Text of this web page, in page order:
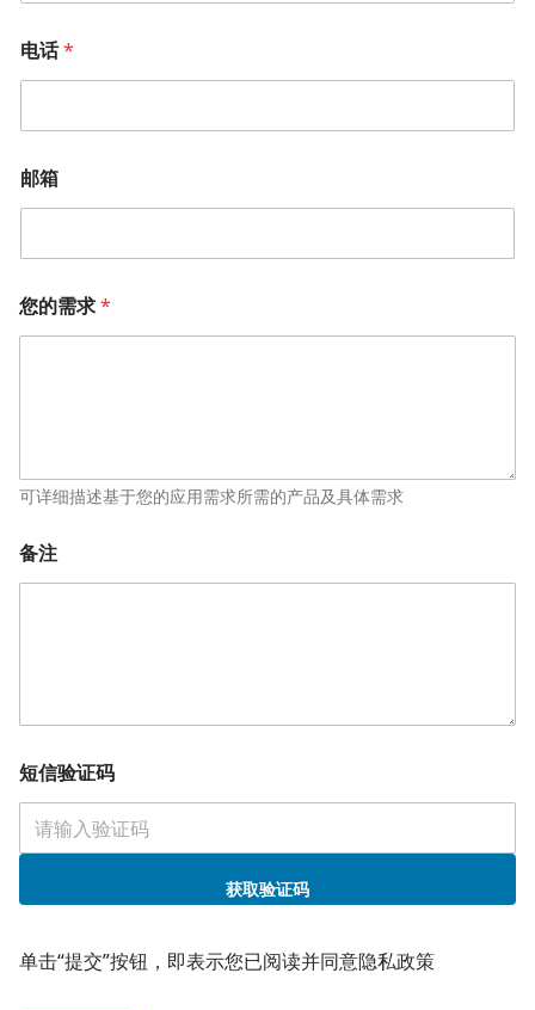
电话*
邮箱
您的需求*
可详细描述基于您的应用需求所需的产品及具体需求
备注
信
验
证
*
短信验证码
获取验证码
单击“提交”按钮，即表示您已阅读并同意隐私政策